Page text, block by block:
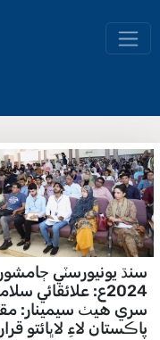
سنڌ يونيورسٽي
2024ع: علائقائي
پاڪستان لاءِ لاڀائتو